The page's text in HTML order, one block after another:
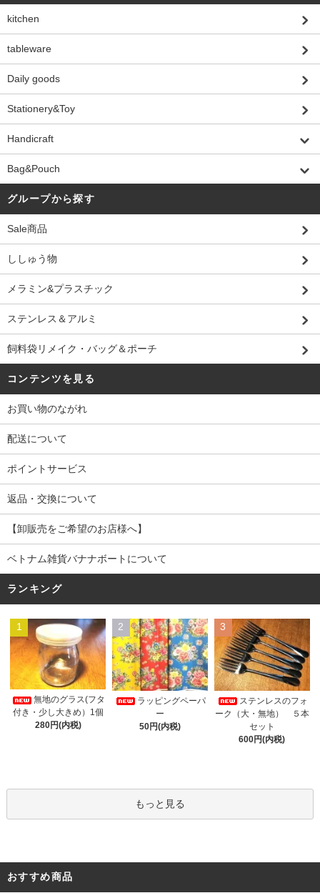
kitchen
tableware
Daily goods
Stationery&Toy
Handicraft
Bag&Pouch
グループから探す
Sale商品
ししゅう物
メラミン&プラスチック
ステンレス＆アルミ
飼料袋リメイク・バッグ＆ポーチ
コンテンツを見る
お買い物のながれ
配送について
ポイントサービス
返品・交換について
【卸販売をご希望のお店様へ】
ベトナム雑貨バナナボートについて
ランキング
1
無地のグラス(フタ
付き・少し大きめ）1個
280円(内税)
2
ラッピングペーパ
ー
50円(内税)
3
ステンレスのフォ
ーク（大・無地） ５本
セット
600円(内税)
もっと見る
おすすめ商品